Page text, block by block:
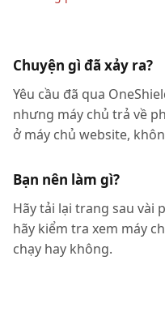
Chuyện gì đã xảy ra?
Yêu cầu đã qua
nhưng máy chủ trả về
ở máy chủ website,
Bạn nên làm gì?
Hãy tải lại trang sau vài
hãy kiểm tra xem máy
chạy hay không.